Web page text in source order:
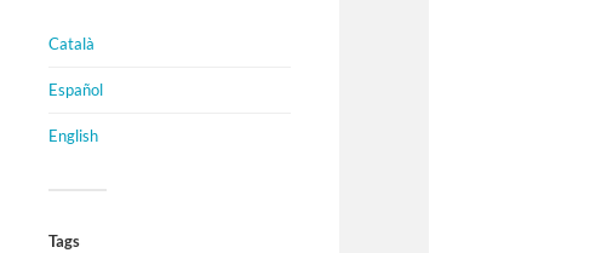
Català
Español
English
Tags